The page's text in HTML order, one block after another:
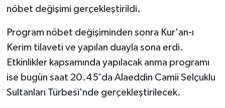
nöbet değişimi gerçekleştirildi.
Program nöbet değişiminden sonra Kur'an-ı
Kerim tilaveti ve yapılan duayla sona erdi.
Etkinlikler kapsamında yapılacak anma programı
ise bugün saat 20.45'da Alaeddin Camii Selçuklu
Sultanları Türbesi'nde gerçekleştirilecek.